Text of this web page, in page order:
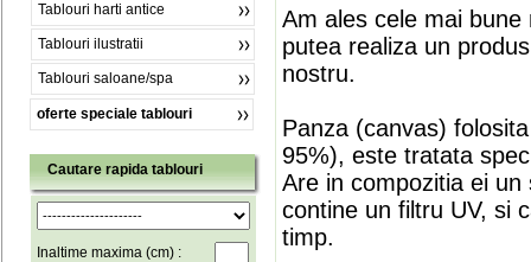
Tablouri harti antice
Tablouri ilustratii
Tablouri saloane/spa
oferte speciale tablouri
Cautare rapida tablouri
Inaltime maxima (cm) :
Am ales cele mai
putea realiza un
nostru.
Panza (canvas)
95%), este tratata
Are in compozitia ei
contine un filtru UV, si
timp.